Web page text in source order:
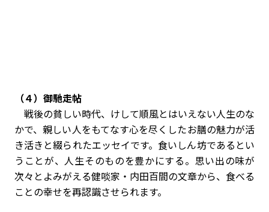
（４）御馳走帖
戦後の貧しい時代、けして順風とはいえない人生のな
かで、親しい人をもてなす心を尽くしたお膳の魅力が活
き活きと綴られたエッセイです。食いしん坊であるとい
うことが、人生そのものを豊かにする。思い出の味が
次々とよみがえる健啖家・内田百間の文章から、食べる
ことの幸せを再認識させられます。